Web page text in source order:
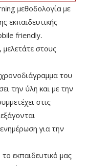
μεθοδολογία με
εκπαιδευτικής
friendly.
στους
του
την ύλη και με την
στις
για την
εκπαιδευτικό μας